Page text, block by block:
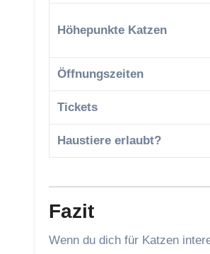
Höhepunkte Katzen
Öffnungszeiten
Tickets
Haustiere erlaubt?
Fazit
Wenn du dich für Katzen